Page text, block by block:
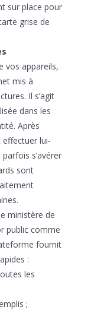
sur place pour
grise de
vos appareils,
mis à
Il s’agit
dans les
Après
lui-
s’avérer
sont
ministère de
public comme
fournit
:
les
;